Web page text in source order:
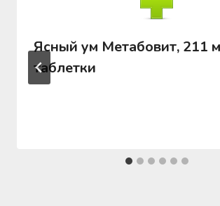
Ясный ум Метабовит, 211
таблетки